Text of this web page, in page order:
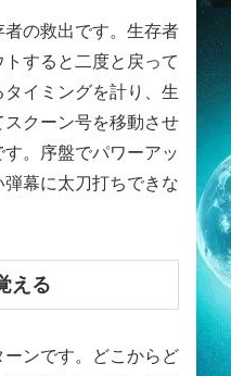
の救出です。生存者
すると二度と戻って
イミングを計り、生
クーン号を移動させ
。序盤でパワーアッ
幕に太刀打ちできな
える
ンです。どこからど